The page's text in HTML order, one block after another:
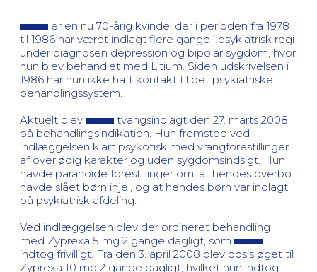
er en nu 70-årig kvinde, der i perioden fra 1978
til 1986 har været indlagt flere gange i psykiatrisk regi
under diagnosen depression og bipolar sygdom, hvor
hun blev behandlet med Litium. Siden udskrivelsen i
1986 har hun ikke haft kontakt til det psykiatriske
behandlingssystem.
Aktuelt blev
tvangsindlagt den 27. marts 2008
på behandlingsindikation. Hun fremstod ved
indlæggelsen klart psykotisk med vrangforestillinger
af overlødig karakter og uden sygdomsindsigt. Hun
havde paranoide forestillinger om, at hendes overbo
havde slået børn ihjel, og at hendes børn var indlagt
på psykiatrisk afdeling.
Ved indlæggelsen blev der ordineret behandling
med Zyprexa 5 mg 2 gange dagligt, som
indtog frivilligt. Fra den 3. april 2008 blev dosis øget til
Zyprexa 10 mg 2 gange dagligt, hvilket hun indtog